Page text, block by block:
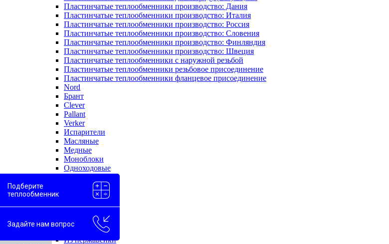
Пластинчатые теплообменники производство: Дания
Пластинчатые теплообменники производство: Италия
Пластинчатые теплообменники производство: Россия
Пластинчатые теплообменники производство: Словения
Пластинчатые теплообменники производство: Финляндия
Пластинчатые теплообменники производство: Швеция
Пластинчатые теплообменники с наружной резьбой
Пластинчатые теплообменники резьбовое присоединение
Пластинчатые теплообменники фланцевое присоединение
Nord
Брант
Clever
Pallant
Verker
Испарители
Масляные
Медные
Моноблоки
Одноходовые
Проточные
Скоростные
Вода-гликоль
Водоводяные
Из нержавейки
Подберите
теплообменник
Задайте нам вопрос